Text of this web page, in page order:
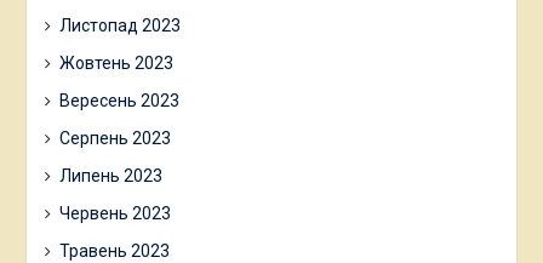
Листопад 2023
Жовтень 2023
Вересень 2023
Серпень 2023
Липень 2023
Червень 2023
Травень 2023